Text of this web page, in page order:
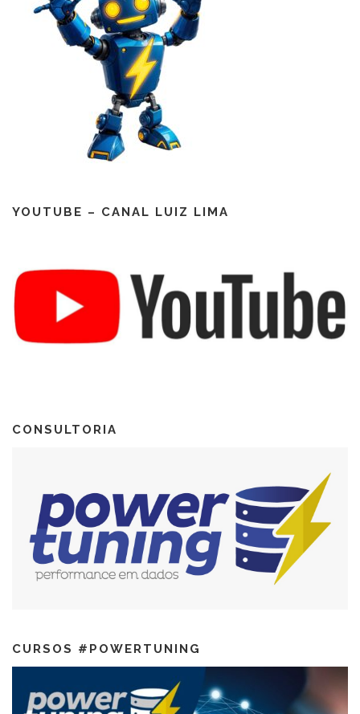
YOUTUBE – CANAL LUIZ LIMA
CONSULTORIA
CURSOS #POWERTUNING